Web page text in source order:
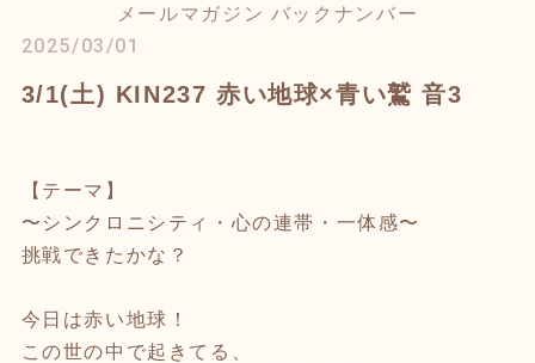
メールマガジン バックナンバー
2025/03/01
3/1(土) KIN237 赤い地球×青い鷲 音3
【テーマ】
〜シンクロニシティ・心の連帯・一体感〜
挑戦できたかな？
今日は赤い地球！
この世の中で起きてる、